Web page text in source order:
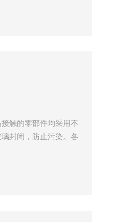
触的零部件均采用不
封闭，防止污染。各